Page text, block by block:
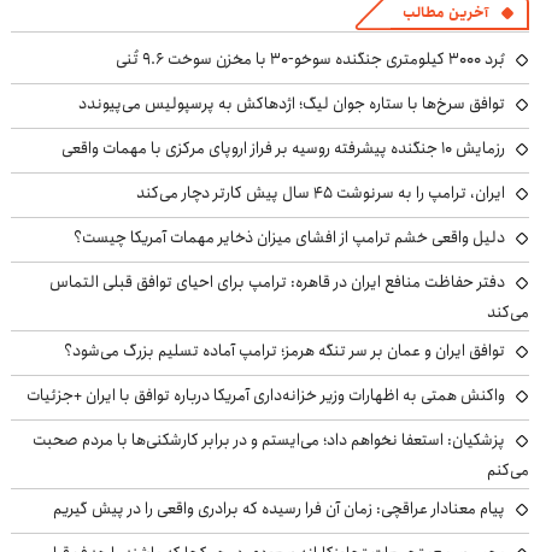
آخرین مطالب
بُرد ۳۰۰۰ کیلومتری جنگنده سوخو-۳۰ با مخزن سوخت ۹.۶ تُنی
توافق سرخ‌ها با ستاره جوان لیگ؛ اژدهاکش به پرسپولیس می‌پیوندد
رزمایش ۱۰ جنگنده پیشرفته روسیه بر فراز اروپای مرکزی با مهمات واقعی
ایران، ترامپ را به سرنوشت ۴۵ سال پیش کارتر دچار می‌کند
دلیل واقعی خشم ترامپ از افشای میزان ذخایر مهمات آمریکا چیست؟
دفتر حفاظت منافع ایران در قاهره: ترامپ برای احیای توافق قبلی التماس
می‌کند
توافق ایران و عمان بر سر تنگه هرمز؛ ترامپ آماده تسلیم بزرگ می‌شود؟
واکنش همتی به اظهارات وزیر خزانه‌داری آمریکا درباره توافق با ایران +جزئیات
پزشکیان: استعفا نخواهم داد؛ می‌ایستم و در برابر کارشکنی‌ها با مردم صحبت
می‌کنم
پیام معنادار عراقچی: زمان آن فرا رسیده که برادری واقعی را در پیش گیریم